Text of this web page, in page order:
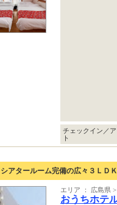
チェックイン／
ト
アタールーム完備の広々３ＬＤ
エリア ： 広島県
おうちホテ